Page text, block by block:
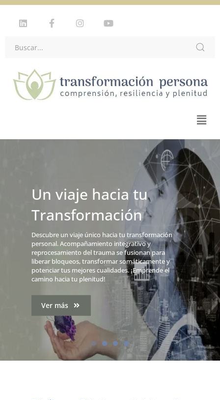
Un viaje hacia tu
Transformación
Descubre un viaje único hacia tu transformación
personal. Acompañamiento integrativo y
reprocesamiento del trauma se fusionan para
liberar bloqueos, transformar somáticamente y
potenciar tus mejores cualidades. ¡Emprende el
camino hacia tu plenitud!
Ver más